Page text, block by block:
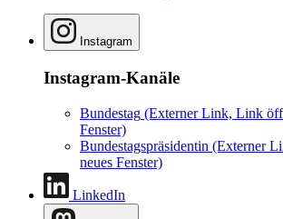
Instagram
Instagram-Kanäle
Bundestag (Externer Link, Link
Fenster)
Bundestagspräsidentin (Externer
neues Fenster)
LinkedIn